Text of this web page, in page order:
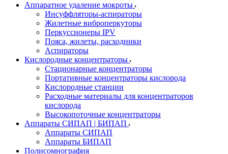
Аппаратное удаление мокроты
Инсуффляторы-аспираторы
Жилетные виброперкуторы
Перкуссионеры IPV
Пояса, жилеты, расходники
Аспираторы
Кислородные концентраторы
Стационарные концентраторы
Портативные концентраторы кислорода
Кислородные станции
Расходные материалы для концентраторов
кислорода
Высокопоточные концентраторы
Аппараты СИПАП | БИПАП
Аппараты СИПАП
Аппараты БИПАП
Полисомнография